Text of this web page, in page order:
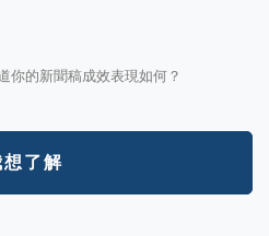
你的新聞稿成效表現如何？
了解